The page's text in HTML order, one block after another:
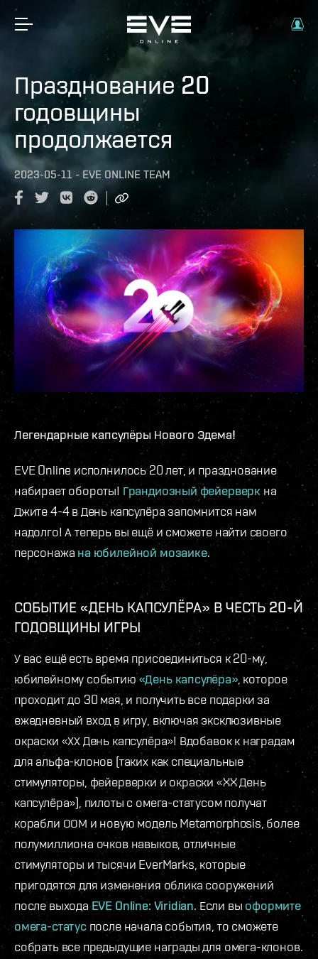
Празднование 20
годовщины
продолжается
2023-05-11 - EVE ONLINE TEAM
Легендарные капсулёры Нового Эдема!
EVE Online исполнилось 20 лет, и празднование
набирает обороты! Грандиозный фейерверк на
Джите 4-4 в День капсулёра запомнится нам
надолго! А теперь вы ещё и сможете найти своего
персонажа на юбилейной мозаике.
СОБЫТИЕ «ДЕНЬ КАПСУЛЁРА» В ЧЕСТЬ 20-Й
ГОДОВЩИНЫ ИГРЫ
У вас ещё есть время присоединиться к 20-му,
юбилейному событию«День капсулёра», которое
проходит до 30 мая, и получить все подарки за
ежедневный вход в игру, включая эксклюзивные
окраски «ХХ День капсулёра»! Вдобавок к наградам
для альфа-клонов (таких как специальные
стимуляторы, фейерверки и окраски «XX День
капсулёра»), пилоты с омега-статусом получат
корабли ООМ и новую модель Metamorphosis, более
полумиллиона очков навыков, отличные
стимуляторы и тысячи EverMarks, которые
пригодятся для изменения облика сооружений
после выходаEVE Online: Viridian. Если выоформите
омега-статуспосле начала события, то сможете
собрать все предыдущие награды для омега-клонов.